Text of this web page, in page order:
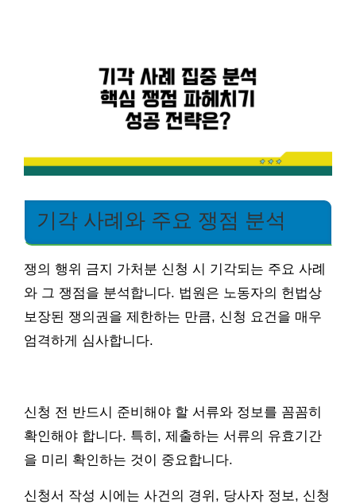
기각 사례와 주요 쟁점 분석
쟁의 행위 금지 가처분 신청 시 기각되는 주요 사례
와 그 쟁점을 분석합니다. 법원은 노동자의 헌법상
보장된 쟁의권을 제한하는 만큼, 신청 요건을 매우
엄격하게 심사합니다.
신청 전 반드시 준비해야 할 서류와 정보를 꼼꼼히
확인해야 합니다. 특히, 제출하는 서류의 유효기간
을 미리 확인하는 것이 중요합니다.
신청서 작성 시에는 사건의 경위, 당사자 정보, 신청